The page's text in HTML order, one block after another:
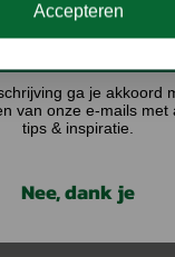
Op
€ 299,00 €
Accepteren
doe graag mee!
ga je akkoord
van onze e-mails met
tips & inspiratie.
Nee, dank je